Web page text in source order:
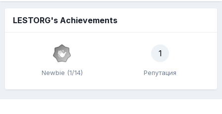
LESTORG's Achievements
Newbie (1/14)
1
Репутация